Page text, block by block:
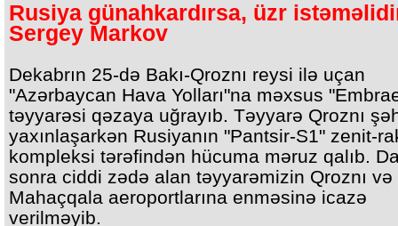
Rusiya günahkardırsa, üzr
Sergey Markov
Dekabrın 25-də Bakı-Qroznı reysi ilə uçan
"Azərbaycan Hava Yolları"na məxsus
təyyarəsi qəzaya uğrayıb. Təyyarə Qroznı
yaxınlaşarkən Rusiyanın "Pantsir-S1" zenit-
kompleksi tərəfindən hücuma məruz qalıb.
sonra ciddi zədə alan təyyarəmizin Qroznı və
Mahaçqala aeroportlarına enməsinə icazə
verilməyib.